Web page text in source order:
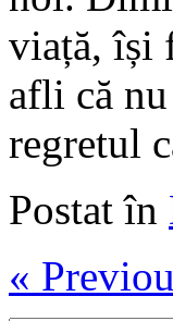
viață, își
afli că
regretul
Postat în
«